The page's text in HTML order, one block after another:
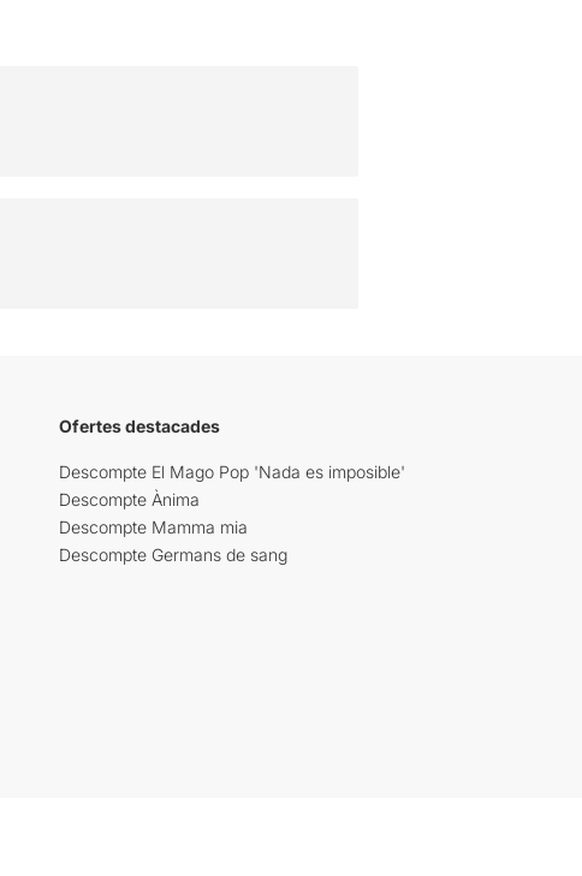
Ofertes destacades
Descompte El Mago Pop 'Nada es imposible'
Descompte Ànima
Descompte Mamma mia
Descompte Germans de sang